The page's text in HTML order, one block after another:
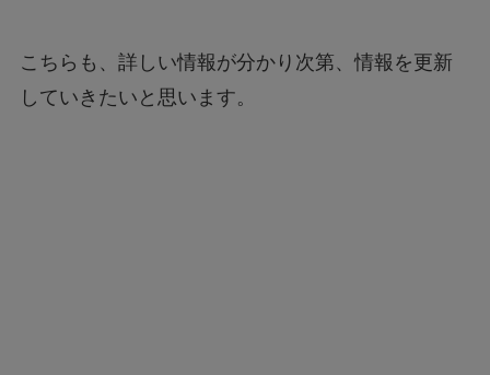
こちらも、詳しい情報が分かり次第、情報を更新
していきたいと思います。